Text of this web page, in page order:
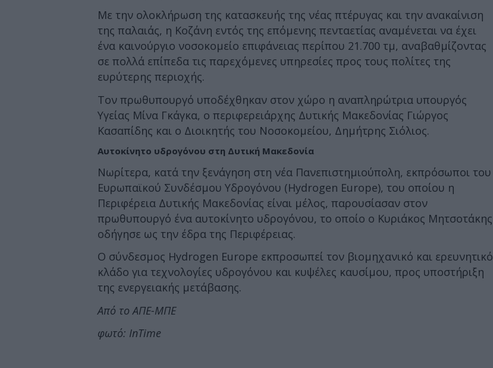
Με την ολοκλήρωση της κατασκευής της νέας πτέρυγας και την ανακαίνιση
της παλαιάς, η Κοζάνη εντός της επόμενης πενταετίας αναμένεται να έχει
ένα καινούργιο νοσοκομείο επιφάνειας περίπου 21.700 τμ, αναβαθμίζοντας
σε πολλά επίπεδα τις παρεχόμενες υπηρεσίες προς τους πολίτες της
ευρύτερης περιοχής.
Τον πρωθυπουργό υποδέχθηκαν στον χώρο η αναπληρώτρια υπουργός
Υγείας Μίνα Γκάγκα, ο περιφερειάρχης Δυτικής Μακεδονίας Γιώργος
Κασαπίδης και ο Διοικητής του Νοσοκομείου, Δημήτρης Σιόλιος.
Αυτοκίνητο υδρογόνου στη Δυτική Μακεδονία
Νωρίτερα, κατά την ξενάγηση στη νέα Πανεπιστημιούπολη, εκπρόσωποι του
Ευρωπαϊκού Συνδέσμου Υδρογόνου (Hydrogen Europe), του οποίου η
Περιφέρεια Δυτικής Μακεδονίας είναι μέλος, παρουσίασαν στον
πρωθυπουργό ένα αυτοκίνητο υδρογόνου, το οποίο ο Κυριάκος Μητσοτάκης
οδήγησε ως την έδρα της Περιφέρειας.
Ο σύνδεσμος Hydrogen Europe εκπροσωπεί τον βιομηχανικό και ερευνητικό
κλάδο για τεχνολογίες υδρογόνου και κυψέλες καυσίμου, προς υποστήριξη
της ενεργειακής μετάβασης.
Από το ΑΠΕ-ΜΠΕ
φωτό: InTime